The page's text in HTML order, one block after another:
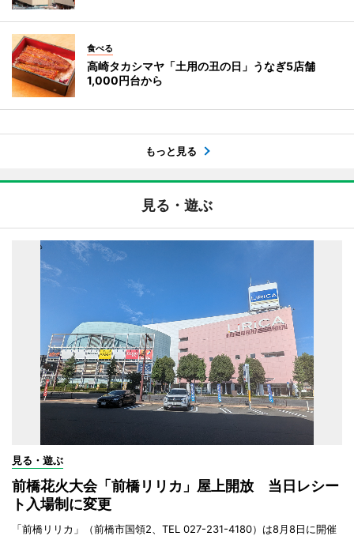
食べる
高崎タカシマヤ「土用の丑の日」うなぎ5店舗
1,000円台から
もっと見る
見る・遊ぶ
見る・遊ぶ
前橋花火大会「前橋リリカ」屋上開放 当日レシー
ト入場制に変更
「前橋リリカ」（前橋市国領2、TEL 027-231-4180）は8月8日に開催